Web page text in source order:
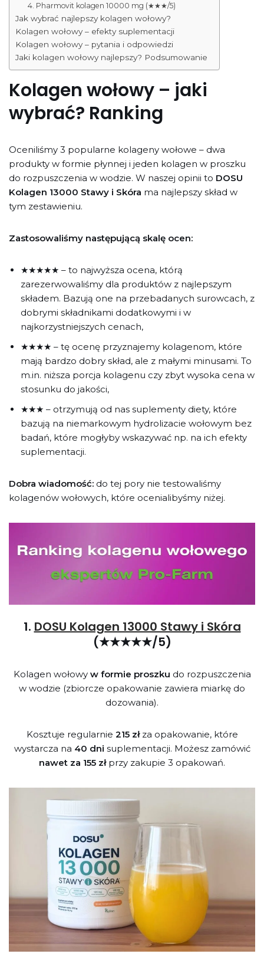
4. Pharmovit kolagen 10000 mg (★★★/5)
Jak wybrać najlepszy kolagen wołowy?
Kolagen wołowy – efekty suplementacji
Kolagen wołowy – pytania i odpowiedzi
Jaki kolagen wołowy najlepszy? Podsumowanie
Kolagen wołowy – jaki
wybrać? Ranking
Oceniliśmy 3 popularne kolageny wołowe – dwa
produkty w formie płynnej i jeden kolagen w proszku
do rozpuszczenia w wodzie. W naszej opinii to DOSU
Kolagen 13000 Stawy i Skóra ma najlepszy skład w
tym zestawieniu.
Zastosowaliśmy następującą skalę ocen:
★★★★★ – to najwyższa ocena, którą
zarezerwowaliśmy dla produktów z najlepszym
składem. Bazują one na przebadanych surowcach, z
dobrymi składnikami dodatkowymi i w
najkorzystniejszych cenach,
★★★★ – tę ocenę przyznajemy kolagenom, które
mają bardzo dobry skład, ale z małymi minusami. To
m.in. niższa porcja kolagenu czy zbyt wysoka cena w
stosunku do jakości,
★★★ – otrzymują od nas suplementy diety, które
bazują na niemarkowym hydrolizacie wołowym bez
badań, które mogłyby wskazywać np. na ich efekty
suplementacji.
Dobra wiadomość: do tej pory nie testowaliśmy
kolagenów wołowych, które ocenialibyśmy niżej.
1. DOSU Kolagen 13000 Stawy i Skóra
(★★★★★/5)
Kolagen wołowy w formie proszku do rozpuszczenia
w wodzie (zbiorcze opakowanie zawiera miarkę do
dozowania).
Kosztuje regularnie 215 zł za opakowanie, które
wystarcza na 40 dni suplementacji. Możesz zamówić
nawet za 155 złprzy zakupie 3 opakowań.